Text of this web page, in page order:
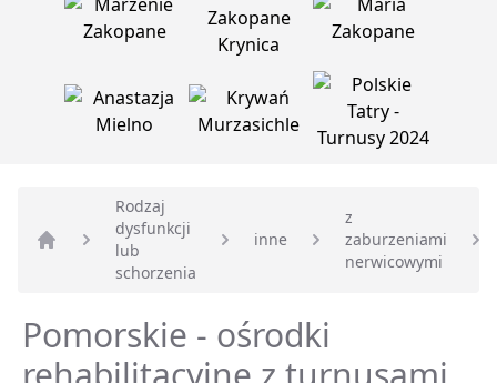
Strona główna
Rodzaj
dysfunkcji
lub
schorzenia
inne
z
zaburzeniami
nerwicowymi
Pomorskie - ośrodki